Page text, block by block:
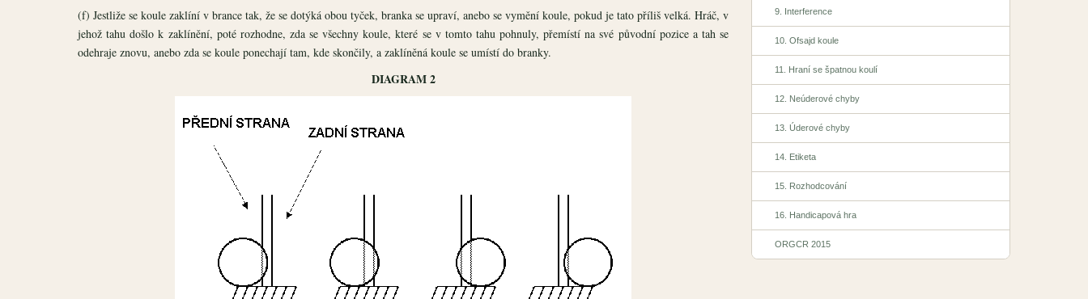
(f) Jestliže se koule zaklíní v brance tak, že se dotýká obou tyček, branka se upraví, anebo se vymění koule, pokud je tato příliš velká. Hráč, v
jehož tahu došlo k zaklínění, poté rozhodne, zda se všechny koule, které se v tomto tahu pohnuly, přemístí na své původní pozice a tah se
odehraje znovu, anebo zda se koule ponechají tam, kde skončily, a zaklíněná koule se umístí do branky.
DIAGRAM 2
9. Interference
10. Ofsajd koule
11. Hraní se špatnou koulí
12. Neúderové chyby
13. Úderové chyby
14. Etiketa
15. Rozhodcování
16. Handicapová hra
ORGCR 2015